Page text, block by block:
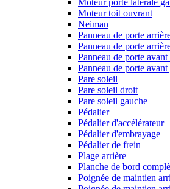
Moteur porte latérale
Moteur toit ouvrant
Neiman
Panneau de porte
Panneau de porte
Panneau de porte
Panneau de porte avant
Pare soleil
Pare soleil droit
Pare soleil gauche
Pédalier
Pédalier d'accélérateur
Pédalier d'embrayage
Pédalier de frein
Plage arrière
Planche de bord
Poignée de maintien